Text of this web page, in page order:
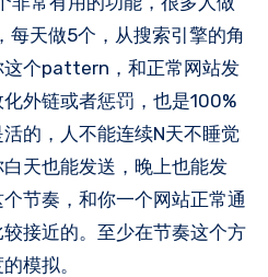
每天做5个，从搜索引擎的角
这个pattern，和正常网站发
外链或者惩罚，也是100%
的，人不能连续N天不睡觉
天也能发送，晚上也能发
节奏，和你一个网站正常通
接近的。至少在节奏这个方
模拟。